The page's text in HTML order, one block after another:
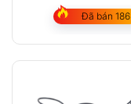
Đã bán 186